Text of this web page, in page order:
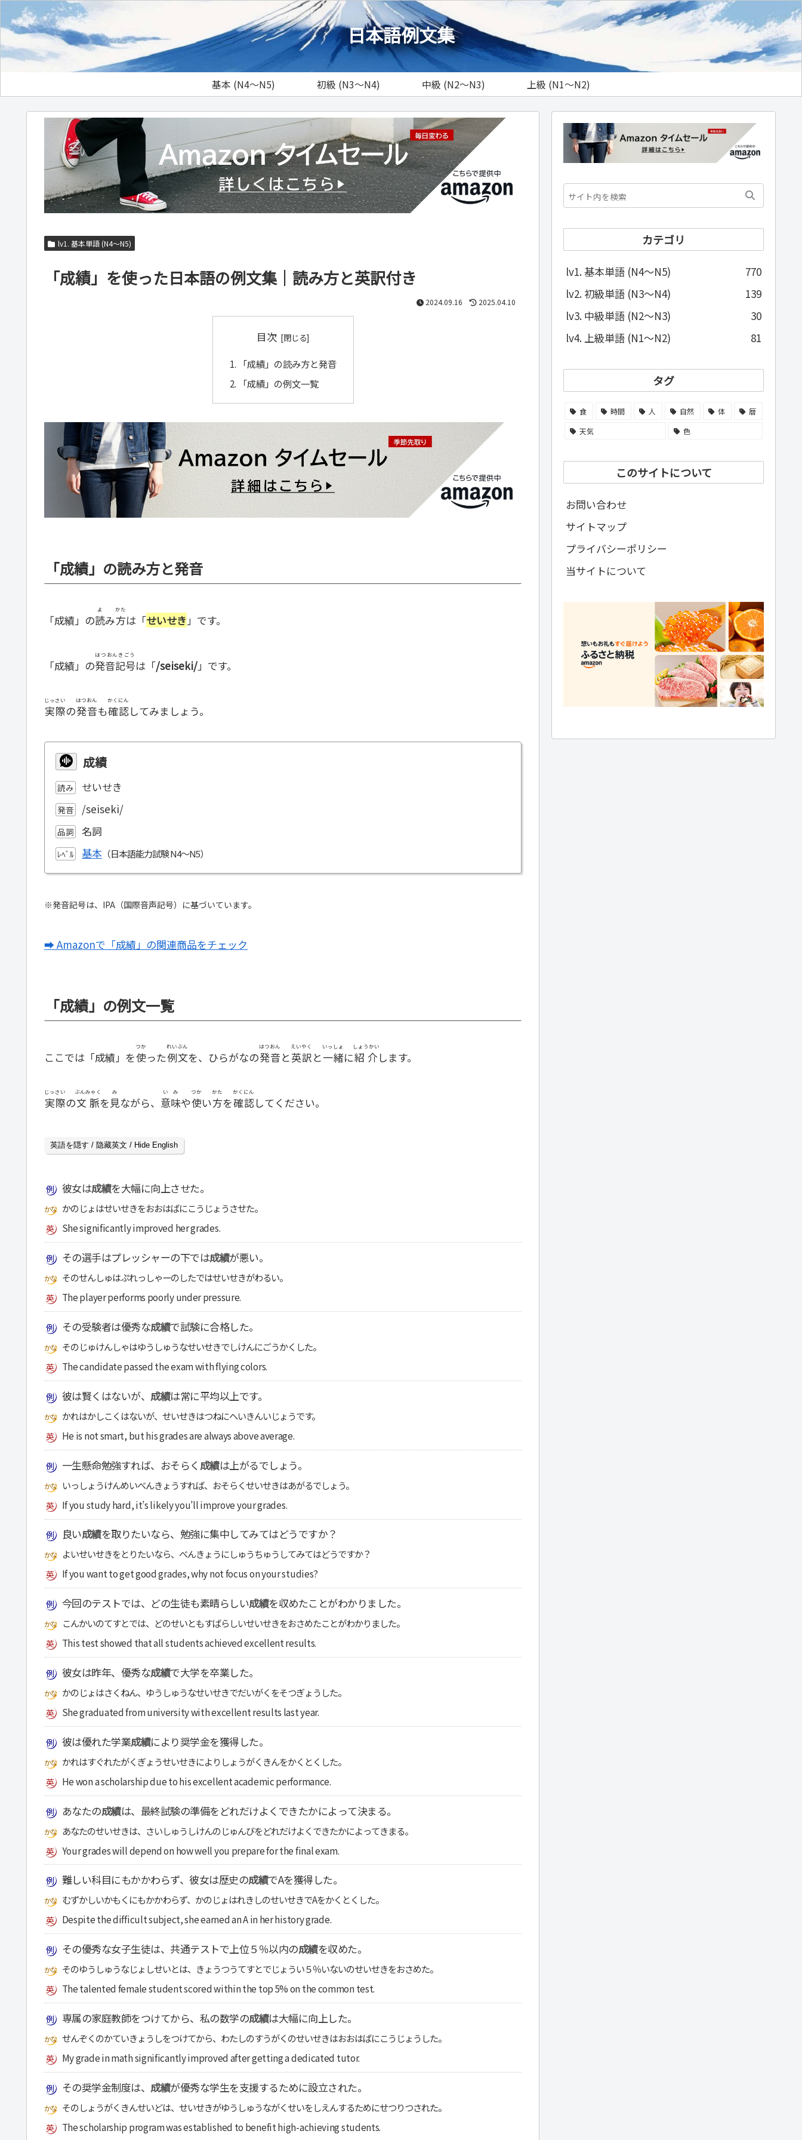
日本語例文集
基本 (N4～N5) 初級 (N3～N4) 中級 (N2～N3) 上級 (N1～N2)
lv1. 基本単語 (N4～N5)
「成績」を使った日本語の例文集｜読み方と英訳付き
2024.09.16 2025.04.10
目次
「成績」の読み方と発音
「成績」の例文一覧
「成績」の読み方と発音
「成績」の読
よ
み方
かた
は「せいせき 」です。
「成績」の発音記号
はつおんきごう
は「/seiseki/」です。
実際
じっさい
の発音
はつおん
も確認
かくにん
してみましょう。
成績
読み せいせき
発音 /seiseki/
品詞 名詞
ﾚﾍﾞﾙ 基本
※発音記号は、IPA（国際音声記号）に基づいています。
➡ Amazonで「成績」の関連商品をチェック
「成績」の例文一覧
ここでは「成績」を使
つか
った例文
れいぶん
を、ひらがなの発音
はつおん
と英訳
えいやく
と一緒
いっしょ
に紹介
しょうかい
します。
実際
じっさい
の文脈
ぶんみゃく
を 見
み
ながら、 意味
いみ
や使
つか
い方
かた
を確認
かくにん
してください。
英語を隠す / 隐藏英文 / Hide English
彼女は成績を大幅に向上させた。
かのじょはせいせきをおおはばにこうじょうさせた。
She significantly improved her grades.
その選手はプレッシャーの下では成績が悪い。
そのせんしゅはぷれっしゃーのしたではせいせきがわるい。
The player performs poorly under pressure.
その受験者は優秀な成績で試験に合格した。
そのじゅけんしゃはゆうしゅうなせいせきでしけんにごうかくした。
The candidate passed the exam with flying colors.
彼は賢くはないが、 成績は常に平均以上です。
かれはかしこくはないが、せいせきはつねにへいきんいじょうです。
He is not smart, but his grades are always above average.
一生懸命勉強すれば、おそらく 成績は上がるでしょう。
いっしょうけんめいべんきょうすれば、おそらくせいせきはあがるでしょう。
If you study hard, it’s likely you’ll improve your grades.
良い成績を取りたいなら、勉強に集中してみてはどうですか？
よいせいせきをとりたいなら、べんきょうにしゅうちゅうしてみてはどうですか？
If you want to get good grades, why not focus on your studies?
今回のテストでは、どの生徒も素晴らしい成績を収めたことがわかりました。
こんかいのてすとでは、どのせいともすばらしいせいせきをおさめたことがわかりました。
This test showed that all students achieved excellent results.
彼女は昨年、優秀な成績で大学を卒業した。
かのじょはさくねん、ゆうしゅうなせいせきでだいがくをそつぎょうした。
She graduated from university with excellent results last year.
彼は優れた学業成績により奨学金を獲得した。
かれはすぐれたがくぎょうせいせきによりしょうがくきんをかくとくした。
He won a scholarship due to his excellent academic performance.
あなたの成績は、最終試験の準備をどれだけよくできたかによって決まる。
あなたのせいせきは、さいしゅうしけんのじゅんびをどれだけよくできたかによってきまる。
Your grades will depend on how well you prepare for the final exam.
難しい科目にもかかわらず、彼女は歴史の成績でAを獲得した。
むずかしいかもくにもかかわらず、かのじょはれきしのせいせきでAをかくとくした。
Despite the difficult subject, she earned an A in her history grade.
その優秀な女子生徒は、共通テストで上位５％以内の成績を収めた。
そのゆうしゅうなじょしせいとは、きょうつうてすとでじょうい５％いないのせいせきをおさめた。
The talented female student scored within the top 5% on the common test.
専属の家庭教師をつけてから、私の数学の成績は大幅に向上した。
せんぞくのかていきょうしをつけてから、わたしのすうがくのせいせきはおおはばにこうじょうした。
My grade in math significantly improved after getting a dedicated tutor.
その奨学金制度は、 成績が優秀な学生を支援するために設立された。
そのしょうがくきんせいどは、せいせきがゆうしゅうながくせいをしえんするためにせつりつされた。
The scholarship program was established to benefit high-achieving students.
カテゴリ
lv1. 基本単語 (N4～N5)
770
lv2. 初級単語 (N3～N4)
139
lv3. 中級単語 (N2～N3)
30
lv4. 上級単語 (N1～N2)
81
タグ
食 時間 人 自然 体
暦
天気
色
このサイトについて
お問い合わせ
サイトマップ
プライバシーポリシー
当サイトについて